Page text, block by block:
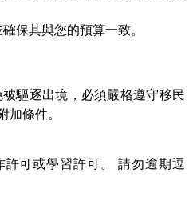
保其與您的預算一致。
驅逐出境，必須嚴格遵守移民
加條件。
可或學習許可。 請勿逾期逗